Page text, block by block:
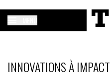
INNOVATIONS À IMPACT